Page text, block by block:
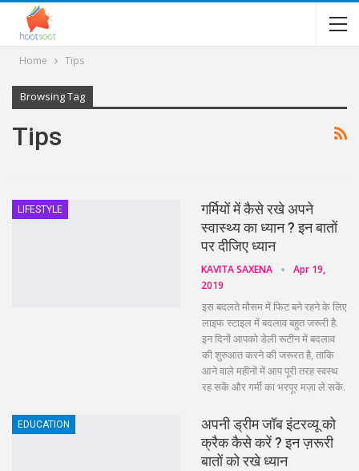
Home Tips
Browsing Tag
Tips
LIFESTYLE
गर्मियों में कैसे रखे अपने
स्वास्थ्य का ध्यान ? इन बातों
पर दीजिए ध्यान
KAVITA SAXENA
Apr 19,
2019
इस बदलते मौसम में फिट बने रहने के लिए
लाइफ स्टाइल में बदलाव बहुत जरूरी है.
इन दिनों आपको डेली रूटीन में बदलाव
की शुरुआत करने की जरूरत है, ताकि
आने वाले महीनों में आप पूरी तरह स्वस्थ
रह सकें और गर्मी का भरपूर मज़ा ले सकें.
EDUCATION
अपनी ड्रीम जॉब इंटरव्यू को
क्रैक कैसे करें ? इन ज़रूरी
बातों को रखे ध्यान